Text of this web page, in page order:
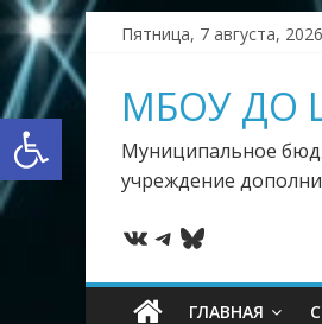
Открыть панель инструментов
Skip
content
Пятница, 7 августа, 2026
МБОУ ДО
Муниципальное
учреждение
ВКонтакте
Telegram
Bluesky
ГЛАВНАЯ